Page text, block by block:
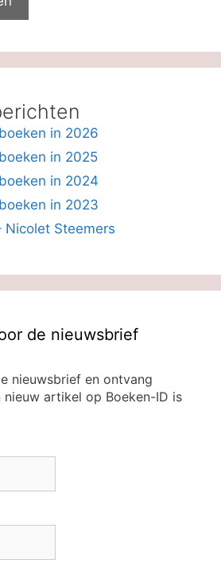
in 2026
in 2025
in 2024
in 2023
Nicolet Steemers
de nieuwsbrief
nieuwsbrief en ontvang
nieuw artikel op Boeken-ID is